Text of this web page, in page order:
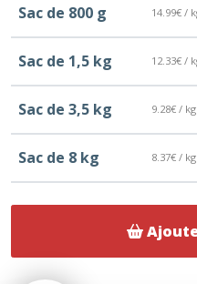
Sac de 800 g 14.99€ /
Sac de 1,5 kg 12.33€ /
Sac de 3,5 kg 9.28€ / kg
Sac de 8 kg 8.37€ / kg